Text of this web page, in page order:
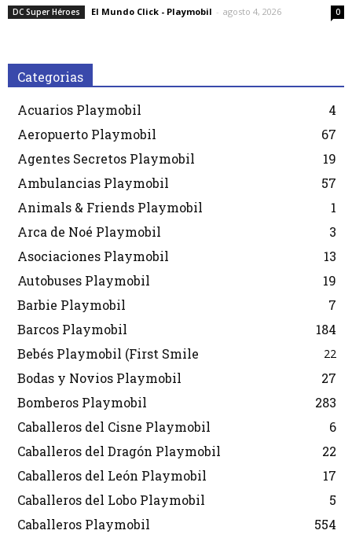
DC Super Héroes El Mundo Click - Playmobil - agosto 4, 2026 0
Categorias
Acuarios Playmobil
4
Aeropuerto Playmobil
67
Agentes Secretos Playmobil
19
Ambulancias Playmobil
57
Animals & Friends Playmobil
1
Arca de Noé Playmobil
3
Asociaciones Playmobil
13
Autobuses Playmobil
19
Barbie Playmobil
7
Barcos Playmobil
184
Bebés Playmobil (First Smile
22
Bodas y Novios Playmobil
27
Bomberos Playmobil
283
Caballeros del Cisne Playmobil
6
Caballeros del Dragón Playmobil
22
Caballeros del León Playmobil
17
Caballeros del Lobo Playmobil
5
Caballeros Playmobil
554